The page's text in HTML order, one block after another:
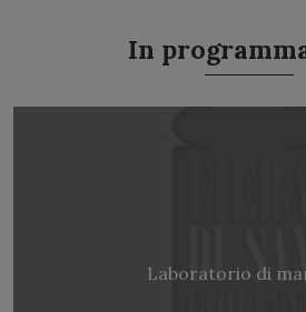
In
Laboratorio di